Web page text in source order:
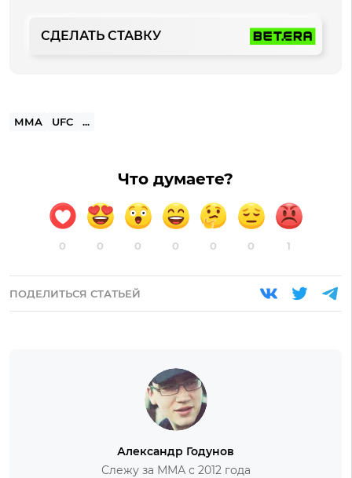
СДЕЛАТЬ СТАВКУ
ММА UFC ...
Что думаете?
0 0 0 0 0 0 1
ПОДЕЛИТЬСЯ СТАТЬЕЙ
Александр Годунов
Слежу за ММА с 2012 года